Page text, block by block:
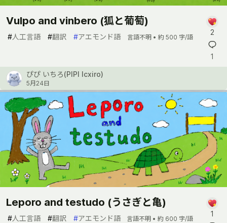
Vulpo and vinbero (狐と葡萄)
#人工言語 #翻訳 #アエモンド語 言語不明 • 約 500 字/語
2
1
ぴぴ いちろ(PIPI Icxiro)
5月24日
Leporo and testudo (うさぎと亀)
#人工言語 #翻訳 #アエモンド語 言語不明 • 約 600 字/語
1